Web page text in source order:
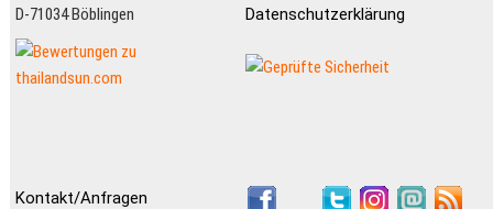
D-71034 Böblingen
Datenschutzerklärung
Kontakt/Anfragen